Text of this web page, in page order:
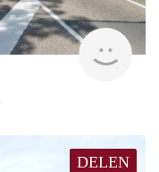
rent
DELEN